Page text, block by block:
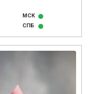
МСК
СПБ